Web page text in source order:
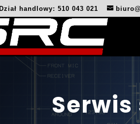
handlowy: 510 043 021